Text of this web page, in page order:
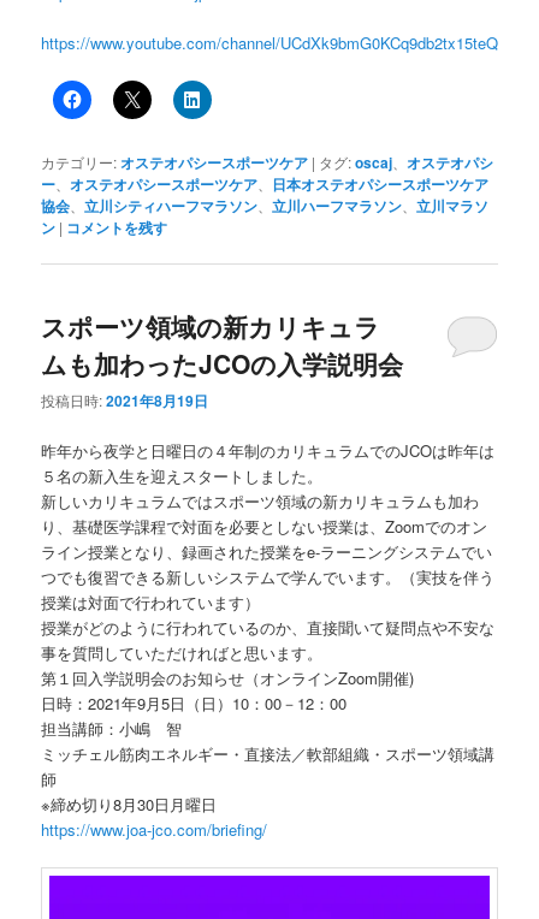
https://www.youtube.com/channel/UCdXk9bmG0KCq9db2tx15teQ
カテゴリー:オステオパシースポーツケア | タグ:oscaj 、オステオパシ
ー 、オステオパシースポーツケア
日本オステオパシースポーツケア
協会 、立川シティハーフマラソン 、立川ハーフマラソン 、立川マラソ
ン | コメントを残す
スポーツ領域の新カリキュラ
ムも加わったJCOの入学説明会
投稿日時:2021年8月19日
昨年から夜学と日曜日の４年制のカリキュラムでのJCOは昨年は
５名の新入生を迎えスタートしました。
新しいカリキュラムではスポーツ領域の新カリキュラムも加わ
り、基礎医学課程で対面を必要としない授業は、Zoomでのオン
ライン授業となり、録画された授業をe-ラーニングシステムでい
つでも復習できる新しいシステムで学んでいます。（実技を伴う
授業は対面で行われています）
授業がどのように行われているのか、直接聞いて疑問点や不安な
事を質問していただければと思います。
第１回入学説明会のお知らせ（オンラインZoom開催)
日時：2021年9月5日（日）10：00－12：00
担当講師：小嶋 智
ミッチェル筋肉エネルギー・直接法／軟部組織・スポーツ領域講
師
※締め切り8月30日月曜日
https://www.joa-jco.com/briefing/